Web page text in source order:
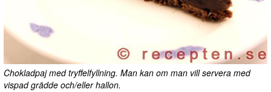
Chokladpaj med tryffelfyllning. Man kan om man vill servera med
vispad grädde och/eller hallon.